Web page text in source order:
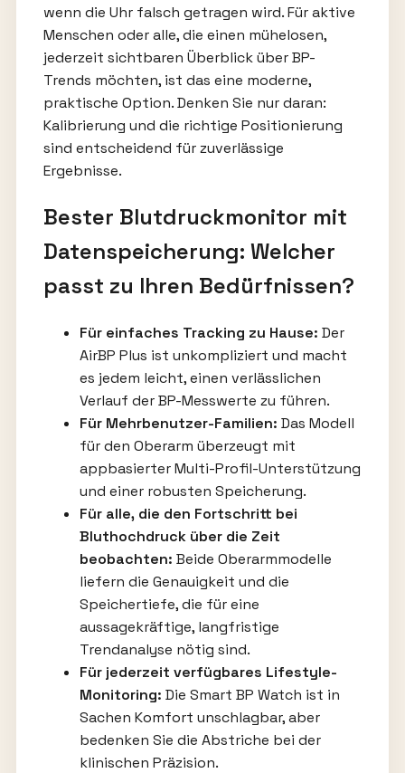
wenn die Uhr falsch getragen wird. Für aktive
Menschen oder alle, die einen mühelosen,
jederzeit sichtbaren Überblick über BP-
Trends möchten, ist das eine moderne,
praktische Option. Denken Sie nur daran:
Kalibrierung und die richtige Positionierung
sind entscheidend für zuverlässige
Ergebnisse.
Bester Blutdruckmonitor mit
Datenspeicherung: Welcher
passt zu Ihren Bedürfnissen?
Für einfaches Tracking zu Hause: Der
AirBP Plus ist unkompliziert und macht
es jedem leicht, einen verlässlichen
Verlauf der BP-Messwerte zu führen.
Für Mehrbenutzer-Familien: Das Modell
für den Oberarm überzeugt mit
appbasierter Multi-Profil-Unterstützung
und einer robusten Speicherung.
Für alle, die den Fortschritt bei
Bluthochdruck über die Zeit
beobachten: Beide Oberarmmodelle
liefern die Genauigkeit und die
Speichertiefe, die für eine
aussagekräftige, langfristige
Trendanalyse nötig sind.
Für jederzeit verfügbares Lifestyle-
Monitoring: Die Smart BP Watch ist in
Sachen Komfort unschlagbar, aber
bedenken Sie die Abstriche bei der
klinischen Präzision.